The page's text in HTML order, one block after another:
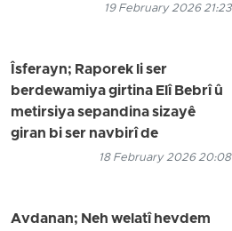
19 February 2026 21:23
Îsferayn; Raporek li ser
berdewamiya girtina Elî Bebrî û
metirsiya sepandina sizayê
giran bi ser navbirî de
18 February 2026 20:08
Avdanan; Neh welatî hevdem